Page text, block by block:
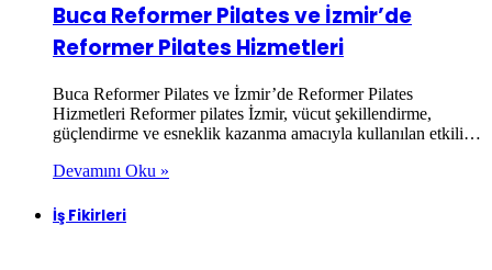
Buca Reformer Pilates ve İzmir’de
Reformer Pilates Hizmetleri
Buca Reformer Pilates ve İzmir’de Reformer Pilates
Hizmetleri Reformer pilates İzmir, vücut şekillendirme,
güçlendirme ve esneklik kazanma amacıyla kullanılan etkili…
Devamını Oku »
İş Fikirleri